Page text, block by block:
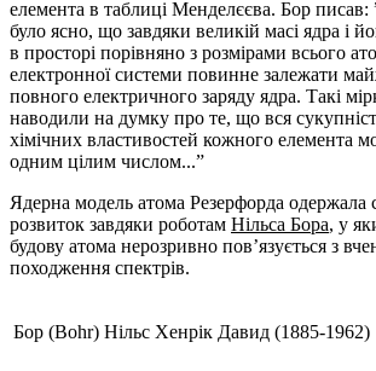
елемента в таблиці Менделєєва. Бор писав:
було ясно, що завдяки великій масі ядра і
в просторі порівняно з розмірами всього
електронної системи повинне залежати
повного електричного заряду ядра. Такі
наводили на думку про те, що вся
хімічних властивостей кожного елемента
одним цілим числом...”
Ядерна модель атома Резерфорда одержала
розвиток завдяки роботам Нільса Бора, у
будову атома нерозривно пов’язується з
походження спектрів.
Бор (Bohr) Нільс Хенрік Давид (1885-1962)